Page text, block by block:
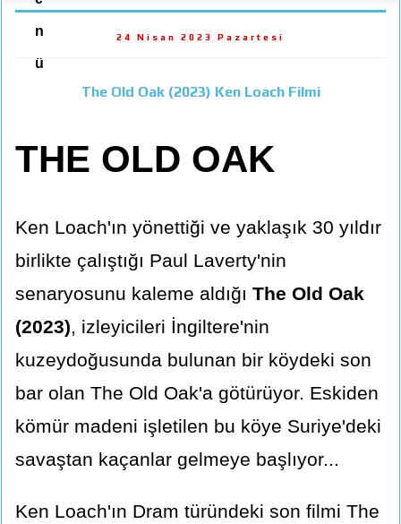
n
ü
24 Nisan 2023 Pazartesi
The Old Oak (2023) Ken Loach Filmi
THE OLD OAK
Ken Loach'ın yönettiği ve yaklaşık 30 yıldır
birlikte çalıştığı Paul Laverty'nin
senaryosunu kaleme aldığı The Old Oak
(2023), izleyicileri İngiltere'nin
kuzeydoğusunda bulunan bir köydeki son
bar olan The Old Oak'a götürüyor. Eskiden
kömür madeni işletilen bu köye Suriye'deki
savaştan kaçanlar gelmeye başlıyor...
Ken Loach'ın Dram türündeki son filmi The